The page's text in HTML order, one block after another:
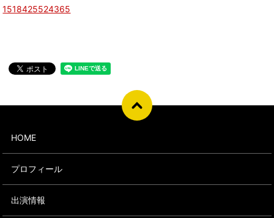
1518425524365
HOME
プロフィール
出演情報